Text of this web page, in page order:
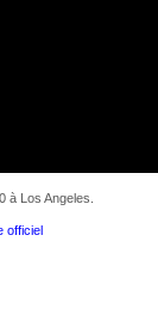
à Los Angeles.
officiel